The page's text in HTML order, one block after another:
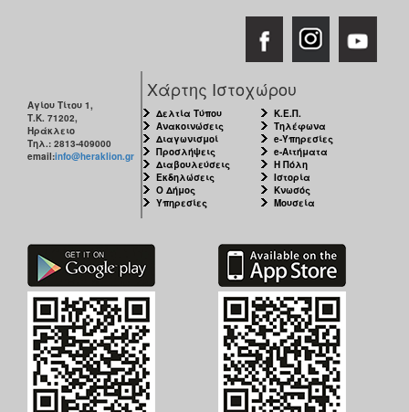
Αγίου Τίτου 1,
Τ.Κ. 71202,
Ηράκλειο
Τηλ.: 2813-409000
email:info@heraklion.gr
Χάρτης Ιστοχώρου
Δελτία Τύπου
Ανακοινώσεις
Διαγωνισμοί
Προσλήψεις
Διαβουλεύσεις
Εκδηλώσεις
Ο Δήμος
Υπηρεσίες
Κ.Ε.Π.
Τηλέφωνα
e-Υπηρεσίες
e-Αιτήματα
Η Πόλη
Ιστορία
Κνωσός
Μουσεία